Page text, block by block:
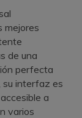
mejores
de una
perfecta
su interfaz es
a
varios